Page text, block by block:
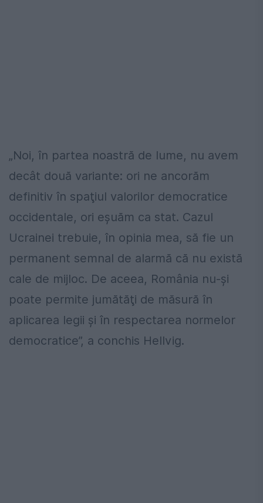
„Noi, în partea noastră de lume, nu avem
decât două variante: ori ne ancorăm
definitiv în spaţiul valorilor democratice
occidentale, ori eşuăm ca stat. Cazul
Ucrainei trebuie, în opinia mea, să fie un
permanent semnal de alarmă că nu există
cale de mijloc. De aceea, România nu-şi
poate permite jumătăţi de măsură în
aplicarea legii şi în respectarea normelor
democratice”, a conchis Hellvig.